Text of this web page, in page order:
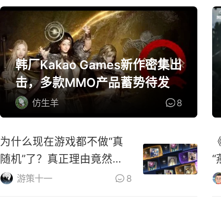
韩厂Kakao Games新作密集出
击，多款MMO产品蓄势待发
仿生羊 8
为什么现在游戏都不做“真
随机”了？真正理由竟然
是……游策十一 8
“